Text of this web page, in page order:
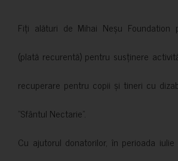
Fiți alături de Mihai Neșu Foundation
(plată recurentă) pentru susținere
recuperare pentru copii și tineri cu
”Sfântul Nectarie”.
Cu ajutorul donatorilor, în perioada